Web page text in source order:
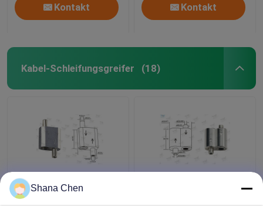
Kontakt Kontakt
Kabel-Schleifungsgreifer (18)
Kolben-Durchmesser
des Rückauslösekabel-
Shana Chen